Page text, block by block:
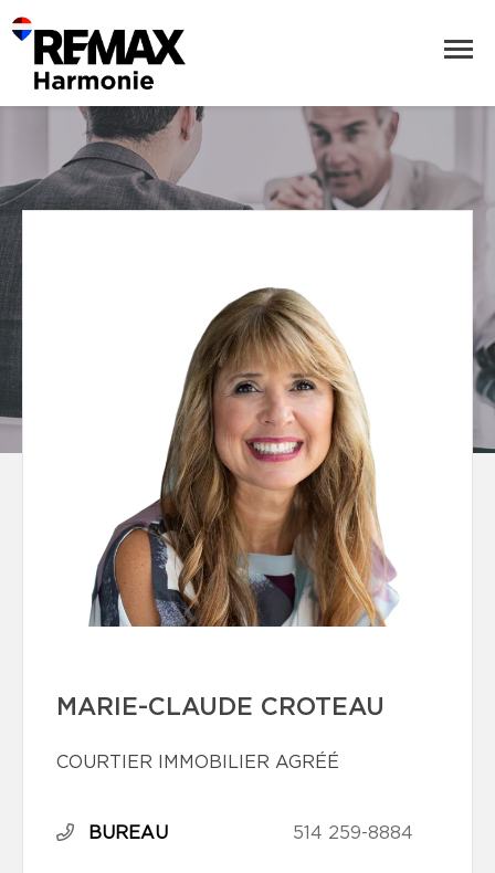
MARIE-CLAUDE CROTEAU
COURTIER IMMOBILIER AGRÉÉ
BUREAU 514 259-8884